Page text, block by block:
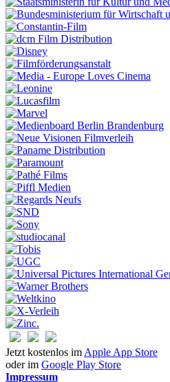
Jetzt kostenlos im Apple App Store
oder im Google Play Store
Impressum